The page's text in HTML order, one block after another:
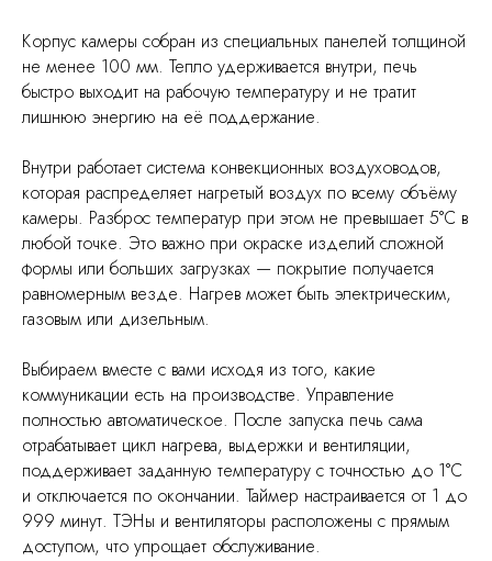
Корпус камеры собран из специальных панелей толщиной
не менее 100 мм. Тепло удерживается внутри, печь
быстро выходит на рабочую температуру и не тратит
лишнюю энергию на её поддержание.
Внутри работает система конвекционных воздуховодов,
которая распределяет нагретый воздух по всему объёму
камеры. Разброс температур при этом не превышает 5°С в
любой точке. Это важно при окраске изделий сложной
формы или больших загрузках — покрытие получается
равномерным везде. Нагрев может быть электрическим,
газовым или дизельным.
Выбираем вместе с вами исходя из того, какие
коммуникации есть на производстве. Управление
полностью автоматическое. После запуска печь сама
отрабатывает цикл нагрева, выдержки и вентиляции,
поддерживает заданную температуру с точностью до 1°С
и отключается по окончании. Таймер настраивается от 1 до
999 минут. ТЭНы и вентиляторы расположены с прямым
доступом, что упрощает обслуживание.